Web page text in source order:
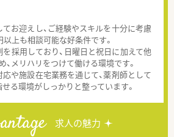
お迎えし、ご経験やスキルを十分に考慮
以上も相談可能な好条件です。
採用しており、日曜日と祝日に加えて他
、メリハリをつけて働ける環境です。
や施設在宅業務を通じて、薬剤師として
る環境がしっかりと整っています。
求人の魅力